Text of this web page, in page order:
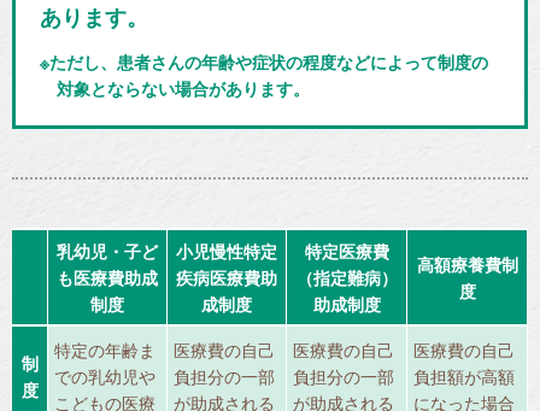
あります。
※ただし、患者さんの年齢や症状の程度などによって制度の
対象とならない場合があります。
乳幼児・子ど
も医療費助成
制度
小児慢性特定
疾病医療費助
成制度
特定医療費
（指定難病）
助成制度
高額療養費制
度
制
度
特定の年齢ま
での乳幼児や
こどもの医療
医療費の自己
負担分の一部
が助成される
医療費の自己
負担分の一部
が助成される
医療費の自己
負担額が高額
になった場合